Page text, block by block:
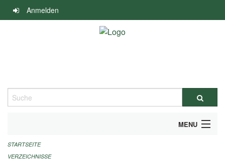
Navigation
überspringen
Anmelden
Suche
MENU
ALLGEMEINE INFORMATIONEN
STARTSEITE
VERZEICHNISSE